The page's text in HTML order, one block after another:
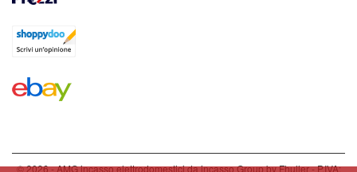
© 2026 - AMG incasso elettrodomestici da incasso Group by Fhuller - P.IVA: